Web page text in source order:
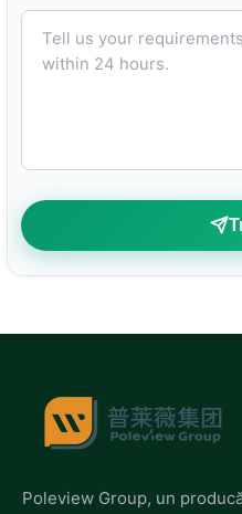
Tell us your requirements, and we'll
Poleview Group, un